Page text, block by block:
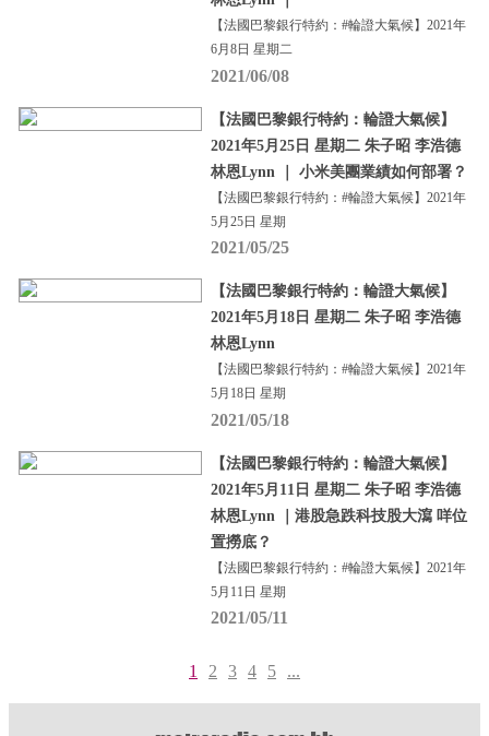
【法國巴黎銀行特約：#輪證大氣候】2021年
6月8日 星期二
2021/06/08
【法國巴黎銀行特約：輪證大氣候】
2021年5月25日 星期二 朱子昭 李浩德
林恩Lynn ｜ 小米美團業績如何部署？
【法國巴黎銀行特約：#輪證大氣候】2021年
5月25日 星期
2021/05/25
【法國巴黎銀行特約：輪證大氣候】
2021年5月18日 星期二 朱子昭 李浩德
林恩Lynn
【法國巴黎銀行特約：#輪證大氣候】2021年
5月18日 星期
2021/05/18
【法國巴黎銀行特約：輪證大氣候】
2021年5月11日 星期二 朱子昭 李浩德
林恩Lynn ｜港股急跌科技股大瀉 咩位
置撈底？
【法國巴黎銀行特約：#輪證大氣候】2021年
5月11日 星期
2021/05/11
1 2 3 4 5 ...